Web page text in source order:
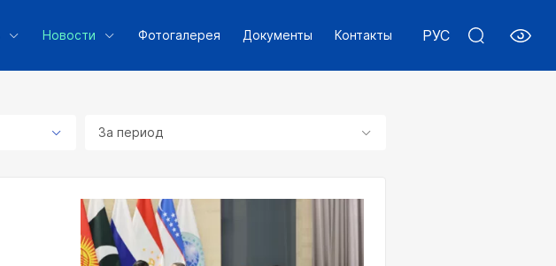
Новости Фотогалерея Документы Контакты РУС
За период